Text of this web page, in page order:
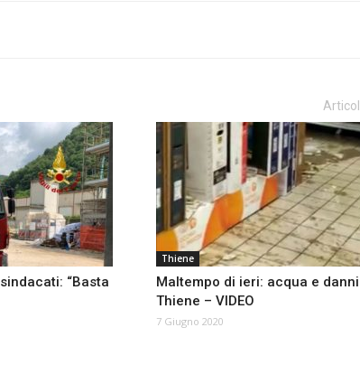
“Basta
Thiene
Maltempo di ieri: acqua e danni
Thiene – VIDEO
7 Giugno 2020